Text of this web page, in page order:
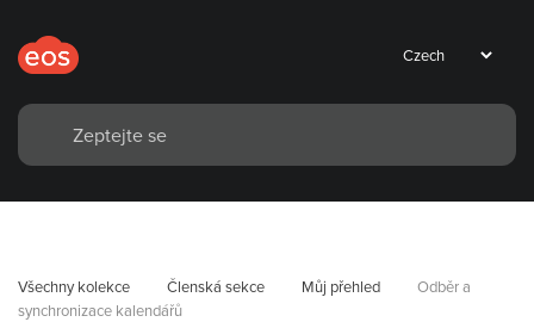
Všechny kolekce Členská sekce Můj přehled
Odběr a
synchronizace kalendářů